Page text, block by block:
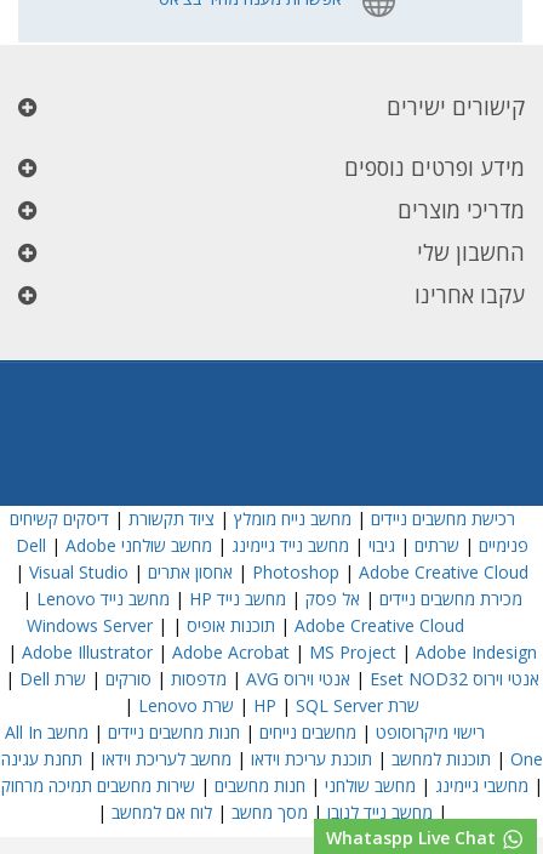
קישורים ישירים
מידע ופרטים נוספים
מדריכי מוצרים
החשבון שלי
עקבו אחרינו
רכישת מחשבים ניידים | מחשב נייח מומלץ | ציוד תקשורת |דיסקים קשיחים
פנימיים | שרתים | גיבוי | מחשב נייד גיימינג | מחשב שולחני Dell | Adobe
Photoshop | Adobe Creative Cloud
| אחסון אתרים |
Visual Studio
|
מכירת מחשבים ניידים | אל פסק | מחשב נייד HP | מחשב נייד Lenovo
|
Adobe Creative Cloud
| תוכנות אופיס |
Windows Server|
Adobe Illustrator| Adobe Acrobat| MS Project| Adobe Indesign
|
אנטי וירוס Eset NOD32
| אנטי וירוס AVG | מדפסות | סורקים | שרת Dell
|
שרת HP
| SQL Server
| שרת Lenovo
|
רישוי מיקרוסופט | מחשבים נייחים | חנות מחשבים ניידים |
מחשב All In
One
| תוכנות למחשב | תוכנת עריכת וידאו | מחשב לעריכת וידאו | תחנת עגינה
| מחשבי גיימינג | מחשב שולחני | חנות מחשבים | שירות מחשבים תמיכה מרחוק
| מחשב נייד לנובו | מסך מחשב |לוח אם למחשב |